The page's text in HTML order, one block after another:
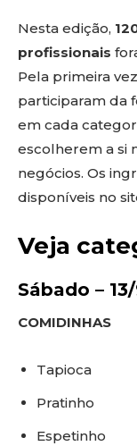
Nesta edição,
profissionais
Pela primeira
participaram da
em cada
escolherem a si
negócios. Os
disponíveis no
Veja
Sábado –
COMIDINHAS
Tapioca
Pratinho
Espetinho